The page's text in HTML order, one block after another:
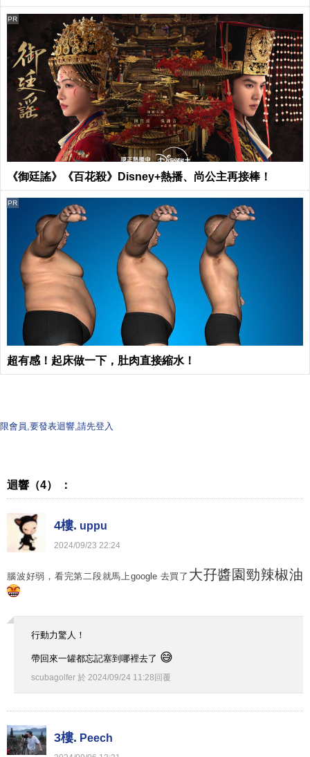
《御廷謠》《百花殺》Disney+熱播、尚公主再接棒！
PR
超有感！起床做一下，肚肉直接縮水！
PR
限會員,要發表迴響,請先登入
迴響（4） ：
4樓. uppu
2024/09/23 22:24
腦波好弱，看完第二段就馬上google 去買了 大孖醬園勁辣椒油
行動力驚人！
帶回來一罐都忘記塞到哪裡去了 😅
scubagolfer 於 2024/09/24 11:28 回覆
3樓. Peech